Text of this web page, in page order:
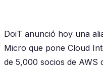
DoiT anunció hoy una
Micro que pone Cloud
de 5,000 socios de AWS